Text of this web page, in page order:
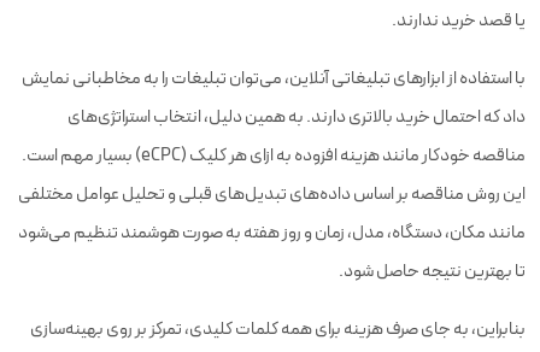
یا قصد خرید ندارند.
با استفاده از ابزارهای تبلیغاتی آنلاین، می‌توان تبلیغات را به مخاطبانی نمایش
داد که احتمال خرید بالاتری دارند. به همین دلیل، انتخاب استراتژی‌های
مناقصه خودکار مانند هزینه افزوده به ازای هر کلیک (eCPC) بسیار مهم است.
این روش مناقصه بر اساس داده‌های تبدیل‌های قبلی و تحلیل عوامل مختلفی
مانند مکان، دستگاه، مدل، زمان و روز هفته به صورت هوشمند تنظیم می‌شود
تا بهترین نتیجه حاصل شود.
بنابراین، به جای صرف هزینه برای همه کلمات کلیدی، تمرکز بر روی بهینه‌سازی